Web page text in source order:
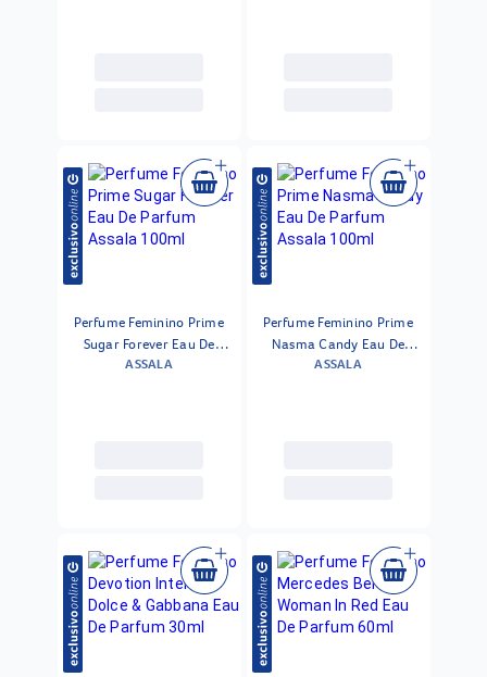
Perfume Feminino Prime
Sugar Forever Eau De
Parfum Assala 100ml
ASSALA
Perfume Feminino Prime
Nasma Candy Eau De
Parfum Assala 100ml
ASSALA